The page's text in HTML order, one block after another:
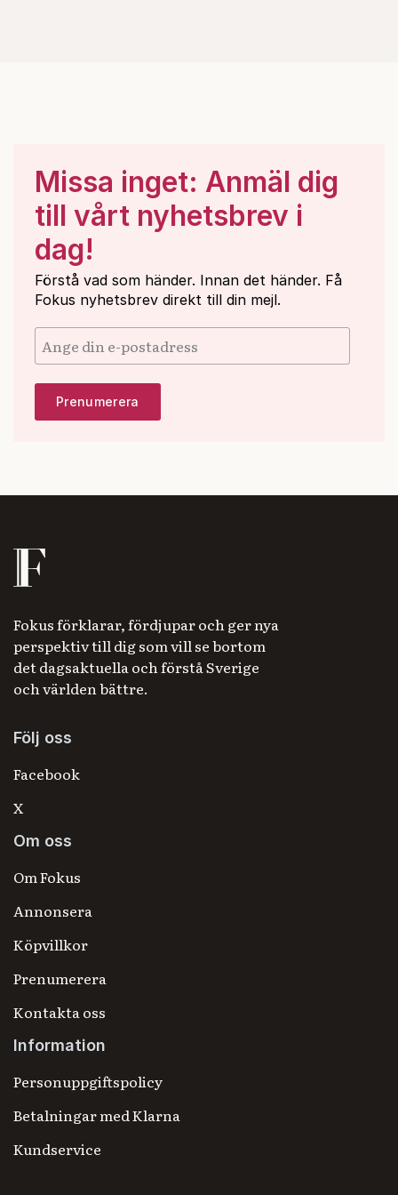
Missa inget: Anmäl dig
till vårt nyhetsbrev i
dag!
Förstå vad som händer. Innan det händer. Få
Fokus nyhetsbrev direkt till din mejl.
Fokus förklarar, fördjupar och ger nya
perspektiv till dig som vill se bortom
det dagsaktuella och förstå Sverige
och världen bättre.
Följ oss
Facebook
X
Om oss
Om Fokus
Annonsera
Köpvillkor
Prenumerera
Kontakta oss
Information
Personuppgiftspolicy
Betalningar med Klarna
Kundservice